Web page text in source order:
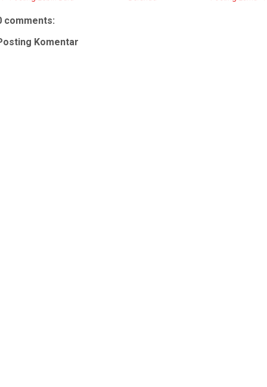
comments:
Komentar